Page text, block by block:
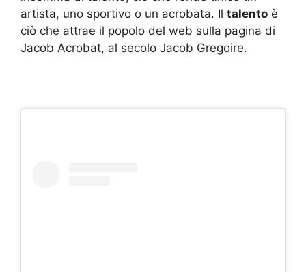
artista, uno sportivo o un acrobata. Il talento è
ciò che attrae il popolo del web sulla pagina di
Jacob Acrobat, al secolo Jacob Gregoire.